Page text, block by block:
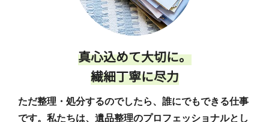
真心込めて大切に。
繊細丁寧に尽力
ただ整理・処分するのでしたら、誰にでもできる仕事
です。私たちは、遺品整理のプロフェッショナルとし